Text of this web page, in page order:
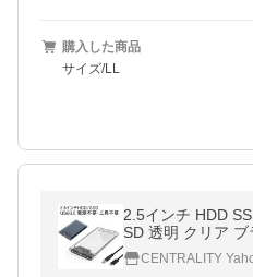
購入した商品
サイズ/LL
2.5インチ HDD
SD 透明 クリア ブ
ィスク 5Gbps 高
B 電源不要 ポータ
CENTRALITY